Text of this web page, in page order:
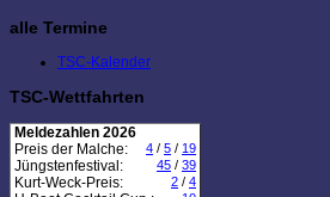
alle Termine
TSC-Kalender
TSC-Wettfahrten
Meldezahlen 2026
Preis der Malche:
4 / 5 / 19
Jüngstenfestival: 45 / 39
Kurt-Weck-Preis: 2 / 4